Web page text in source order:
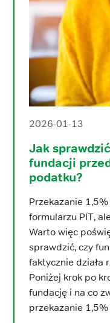
2026-01-13
Jak
fundacji
podatku?
Przekazanie
formularzu PIT,
Warto więc
sprawdzić, czy
faktycznie działa
Poniżej krok po
fundację i na co
przekazanie